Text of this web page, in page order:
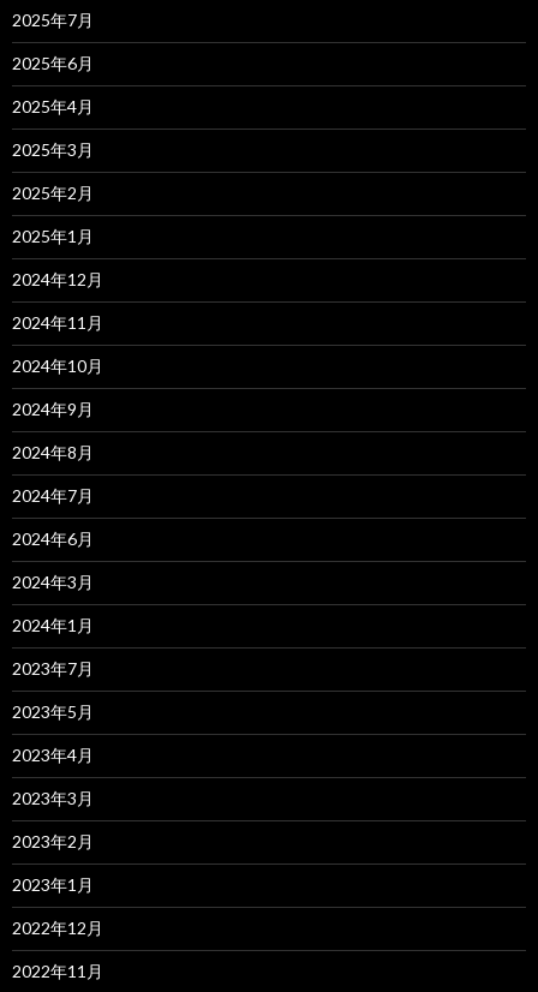
2025年7月
2025年6月
2025年4月
2025年3月
2025年2月
2025年1月
2024年12月
2024年11月
2024年10月
2024年9月
2024年8月
2024年7月
2024年6月
2024年3月
2024年1月
2023年7月
2023年5月
2023年4月
2023年3月
2023年2月
2023年1月
2022年12月
2022年11月